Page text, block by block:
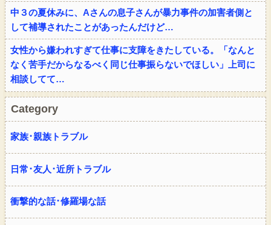
中３の夏休みに、Aさんの息子さんが暴力事件の加害者側と
して補導されたことがあったんだけど…
女性から嫌われすぎて仕事に支障をきたしている。「なんと
なく苦手だからなるべく同じ仕事振らないでほしい」上司に
相談してて…
Category
家族･親族トラブル
日常･友人･近所トラブル
衝撃的な話･修羅場な話